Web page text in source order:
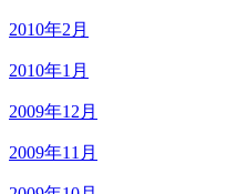
2010年2月
2010年1月
2009年12月
2009年11月